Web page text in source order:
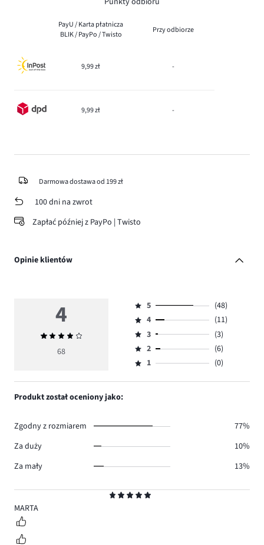
PayU / Karta płatnicza
BLIK / PayPo / Twisto
Przy odbiorze
9,99 zł -
9,99 zł -
Darmowa dostawa od 199 zł
100 dni na zwrot
Zapłać później z PayPo | Twisto
Opinie klientów
5
MARTA
4
Średnia
ocena
68
Ocena
5,
ilość
głosów
48.
5
(48)
Ocena
4,
ilość
głosów
4
(11)
Ocena
3,
ilość
3
(3)
Ocena
2,
2
(6)
Ocena
1,
1 (0)
Produkt został oceniony jako:
Zgodny z rozmiarem
77%
Za duży
10%
Za mały
13%